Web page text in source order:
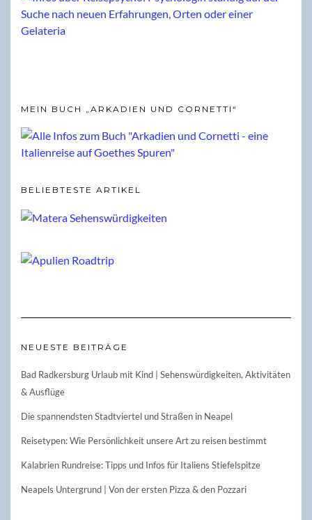
MEIN BUCH „ARKADIEN UND CORNETTI“
BELIEBTESTE ARTIKEL
NEUESTE BEITRÄGE
Bad Radkersburg Urlaub mit Kind | Sehenswürdigkeiten, Aktivitäten
& Ausflüge
Die spannendsten Stadtviertel und Straßen in Neapel
Reisetypen: Wie Persönlichkeit unsere Art zu reisen bestimmt
Kalabrien Rundreise: Tipps und Infos für Italiens Stiefelspitze
Neapels Untergrund | Von der ersten Pizza & den Pozzari